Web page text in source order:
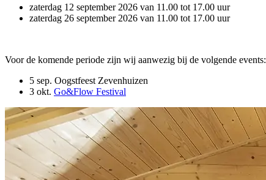
zaterdag 12 september 2026 van 11.00 tot 17.00 uur
zaterdag 26 september 2026 van 11.00 tot 17.00 uur
Voor de komende periode zijn wij aanwezig bij de volgende events:
5 sep. Oogstfeest Zevenhuizen
3 okt. Go&Flow Festival